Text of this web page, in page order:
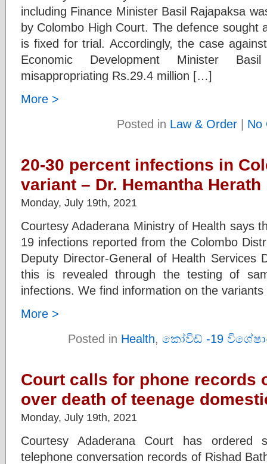
including Finance Minister Basil Rajapaksa
by Colombo High Court. The defence sought
is fixed for trial. Accordingly, the case
Economic Development Minister
misappropriating Rs.29.4 million […]
More >
Posted in Law & Order| No
20-30 percent infections in
variant – Dr. Hemantha Herath
Monday, July 19th, 2021
Courtesy Adaderana Ministry of Health says
19 infections reported from the Colombo
Deputy Director-General of Health Services
this is revealed through the testing of
infections. We find information on the
More >
Posted in Health, කෝවිඩ් -19
Court calls for phone records
over death of teenage
Monday, July 19th, 2021
Courtesy Adaderana Court has ordered
telephone conversation records of Rishad